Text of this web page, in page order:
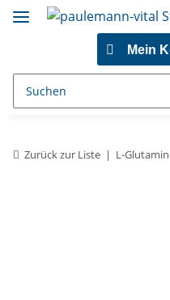
Mein
Zurück zur Liste L-Glutamin